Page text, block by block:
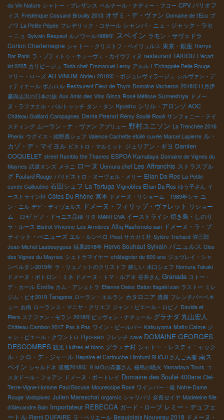
du Vin Nature シャトー・プレザンス ベルナール・ナディー・フコー CPV パリオフ
ィス Frédérique Cossard Brouilly 2013 オザミ・デ・ヴァン Domaine de l'Ecu ブ
ノワ La Petite Pépée フレデリック・コサール シャンパ－ニュ・ジャック・ラセ
－ニュ Syivain Respaut ルノワール1989年 スペイン ラモン・サヴェドラ
Corton Charlemagne シャトー・クリストフ・ペイリュルス 東京・銀座 Harrys
Bar Paris ラ・プティトゥ・キューヴェ・カイウティヌ restaurant TAIHOU L'écart
lot 0205 カリピージュ Toda chef Emmanuel Leroy アルル L'Echappée Belle Rouge
マリー・ローズ AD VINUM Abrieu 2018年・ボジョレヴィラージュ シルヴァン・デ
ィティエール ポムロル Restaurent Fleur de Thym Domaine Vacheron 2018年11月伊
藤與志男の日本の旅 Aux Amis des Vins Ginza Rosé Métisse Sumeshiya ドメー
ヌ・ラファエル・バルトゥッチ タン・タン Kyushu シリル・アロンゾ AOC
Château Gaillard Campagnes Denis Pesnot Rémy Soulié Rosé サンフォニー・テイ
スティング ムーラン・ナ・ヴァン アブリュー 野村ユニソン La Trenchée 2016
Phenix ウグイス・紺野真シェフ Valence Cachette etoilé cuvée Marcel Lapierre ル・
カゾ・デ・マイヨル ビストロ・マルミット ジュリアン・ギヨ Damien
COQUELET street Rambla the Thames ESPOA Kamataya Domaine de Vignes du
Maynes 武道オンズ メラニ ローヌ Uemura chef Les Affranchis ストラスブル
グ Foulard Rouge パリビストロ・ヌーヴェル・メリー Elian Da Ros La Petite
cuvée Cailloutine 石田シェフ La Tortuga Vignobles Elian Da Ros ゆう子さん イ
ーストライン社 Côtes Du Rhône 宮本 ドメーヌ・リショーム 1989年シラ ユ
ン・ニル デビ・ディヴェルス ドメーヌ・フィリップ・ヴァレット リショー
ム ロゼ ピノ・ドゥニス品種 リタ MANTOVA イーストライン 焼き鳥・しのり
ラ・ルース Bistrot VIvienne Les Armières Alliq Hashimoto san ドメーヌ・ラ・プ
ティット・べニューズ エル・ルンベロ Pinot サカガミ社 Sylère Trichard 弥三郎
Jean-Michel Lasbouygues 猛暑2018年 Herve Souhaut Sylvain バニュルス Clos
des Vignes du Maynes シュトラマイヤー châtaignier de 600 ans ジュヴレイ・シャ
ンベルタン2015年 ラ・リュノットのクリストフ 嬉しい 水口シェフ Nomura Takaki
ドメーヌ・ポトロン・ミネ ドメーヌ・トマ・ルアネ 谷井さん Granada コトー・
デ・カール Emilie カム・アシュトラ Etienne Deiss Baton Itagaki san ラストー ミレ
ジム・ビオ2019 Taragona ローラン・エルラン カタロニア 貴腐 フレンチバーベキ
ュー お肉 ローランス・マニヤ・クリエフ ジャン・ピエール・ロビノ Davide et
Piera ステファン・モラン 2018年ビュヴォン・ナチュール グラナダ 丸山宏人
Château Cambon 2017 Pas à Pas ワイン・ビールバー Katsuyama Matin Calme ジ
ャン・ピエール・クワントロ Ryo-san フレンチ cave DOMAINE GEORGES
DESCOMBES 観光 Huitres et blanc グラエナ村 シャトー・レスティニャック
ル・クロ・デ・ジャール Repaire et Cartouche Hirofumi SHOJI さんご夫妻 南ス
ペイン シャルドネ 収穫2018年 ＢＭОの斉藤さん 桜島の噴火 Yamadaya Tours コ
スタドール・フォアン ドメーヌ・ボートレイ Domaine des Soulié 400ans Ciel-
Terre-Vigne-Homme Paul Bocuse Mouressipe Rosé ワインバー・俊 Notre-Dame
Rouge Vodopivec Julien Mareschal orgamic シャリバリ 奈良セイヤ Madeleine fille
d'Alexandre Bain Importateur REBECCA ガード・ローブ レミー・デュフェ
ートル Remi DUFAIRE ラ・ペリエール Beaujolais Nouveau 2018 ドメーヌ・